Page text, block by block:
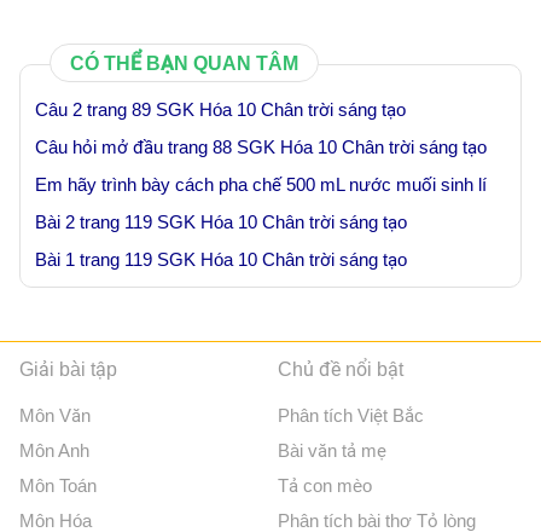
CÓ THỂ BẠN QUAN TÂM
Câu 2 trang 89 SGK Hóa 10 Chân trời sáng tạo
Câu hỏi mở đầu trang 88 SGK Hóa 10 Chân trời sáng tạo
Em hãy trình bày cách pha chế 500 mL nước muối sinh lí
Bài 2 trang 119 SGK Hóa 10 Chân trời sáng tạo
Bài 1 trang 119 SGK Hóa 10 Chân trời sáng tạo
Giải bài tập
Môn Văn
Môn Anh
Môn Toán
Môn Hóa
Chủ đề nổi bật
Phân tích Việt Bắc
Bài văn tả mẹ
Tả con mèo
Phân tích bài thơ Tỏ lòng